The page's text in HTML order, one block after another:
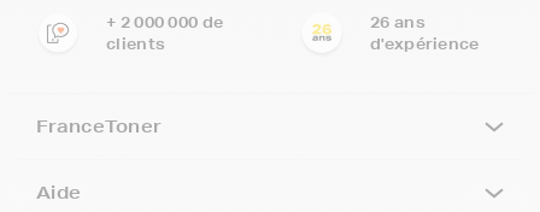
+ 2 000 000 de
clients
26 ans
d'expérience
FranceToner
Aide